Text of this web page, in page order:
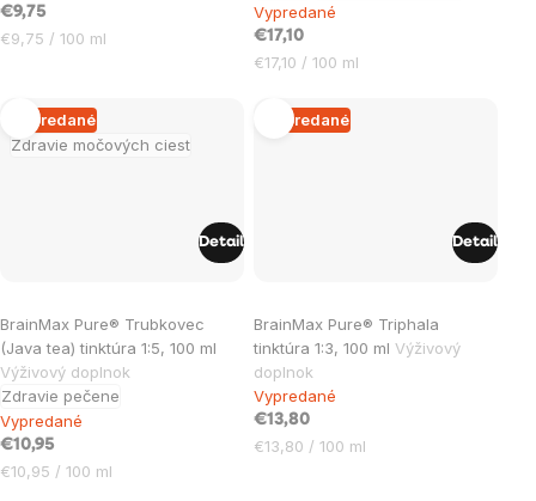
5,0
z
€9,75
Jednotková
€9,75 / 100 ml
5,0
z
5
Vypredané
€17,10
Jednotková
€17,10 / 100 ml
Zdravie močových ciest
Vypredané
BrainMax Pure® Trubkovec
(Java tea) tinktúra 1:5, 100 ml
Výživový doplnok
Zdravie pečene
Vypredané
€10,95
Jednotková
€10,95 / 100 ml
Detail
Vypredané
BrainMax Pure® Triphala
tinktúra 1:3, 100 ml Výživový
doplnok
Vypredané
€13,80
Jednotková
€13,80 / 100 ml
Detail